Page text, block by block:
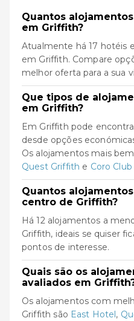
Quantos
em Griffith?
Atualmente há 17 hotéis
em Griffith. Compare
melhor oferta para a sua
Que tipos de
em Griffith?
Em Griffith pode
desde opções
Os alojamentos mais
Quest Griffith e Coro
Quantos
centro de Griffith?
Há 12 alojamentos a
Griffith, ideais se quiser
pontos de interesse.
Quais são os
avaliados em
Os alojamentos com
Griffith são East Hotel,